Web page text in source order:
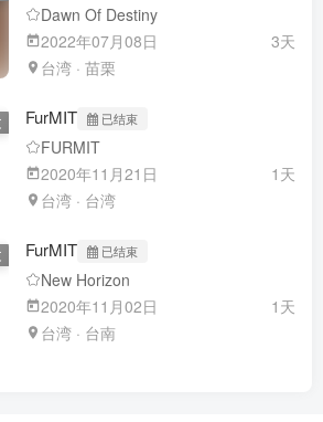
Dawn Of Destiny
2022年07月08日
3天
台湾 · 苗栗
FurMIT 已结束
FURMIT
2020年11月21日
1天
台湾 · 台湾
FurMIT 已结束
New Horizon
2020年11月02日
1天
台湾 · 台南